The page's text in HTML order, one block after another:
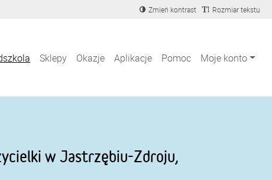
Zmień kontrast Rozmiar tekstu
Sklepy Okazje Aplikacje Pomoc Moje konto
w Jastrzębiu-Zdroju,